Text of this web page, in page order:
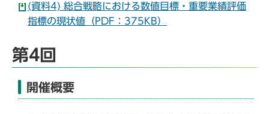
(資料4) 総合戦略における数値目標・重要業績評価
指標の現状値（PDF：375KB）
第4回
開催概要